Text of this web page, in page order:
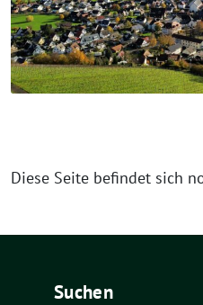
Diese Seite befindet sich
Suchen